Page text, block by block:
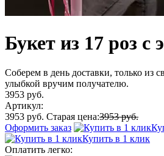
Букет из 17 роз с
Соберем в день доставки, только из
улыбкой вручим получателю.
3953 руб.
Артикул:
3953 руб. Старая цена:3953 руб.
Оформить заказ
Купить в 1 клик
Оплатить легко: